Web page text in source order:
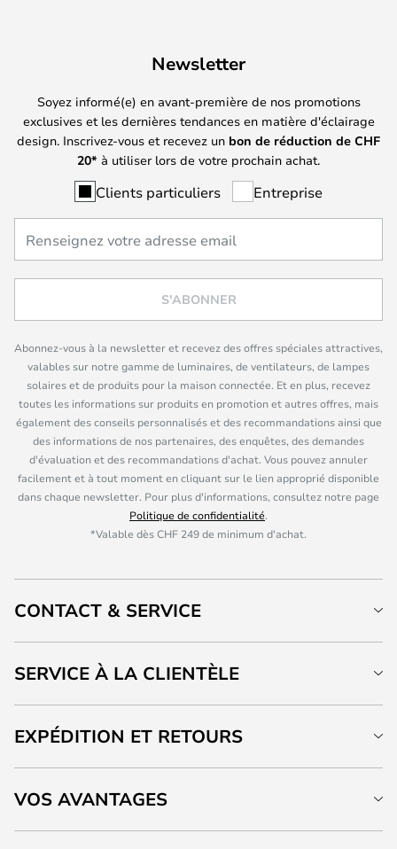
Newsletter
Soyez informé(e) en avant-première de nos promotions
exclusives et les dernières tendances en matière d'éclairage
design. Inscrivez-vous et recevez un bon de réduction de CHF
20* à utiliser lors de votre prochain achat.
Clients particuliers Entreprise
S'ABONNER
Abonnez-vous à la newsletter et recevez des offres spéciales attractives,
valables sur notre gamme de luminaires, de ventilateurs, de lampes
solaires et de produits pour la maison connectée. Et en plus, recevez
toutes les informations sur produits en promotion et autres offres, mais
également des conseils personnalisés et des recommandations ainsi que
des informations de nos partenaires, des enquêtes, des demandes
d'évaluation et des recommandations d'achat. Vous pouvez annuler
facilement et à tout moment en cliquant sur le lien approprié disponible
dans chaque newsletter. Pour plus d'informations, consultez notre page
Politique de confidentialité.
*Valable dès CHF 249 de minimum d'achat.
CONTACT & SERVICE
SERVICE À LA CLIENTÈLE
EXPÉDITION ET RETOURS
VOS AVANTAGES